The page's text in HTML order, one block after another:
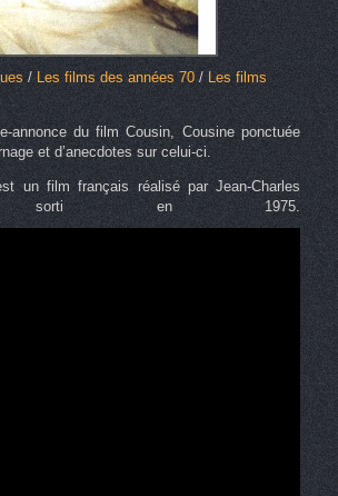
/Les films des années 70/ Les films
annonce du film Cousin, Cousine ponctuée
et d’anecdotes sur celui-ci.
un film français réalisé par Jean-Charles
sorti en 1975.